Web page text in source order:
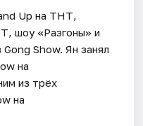
Up на ТНТ,
шоу «Разгоны» и
Show. Ян занял
на
из трёх
на